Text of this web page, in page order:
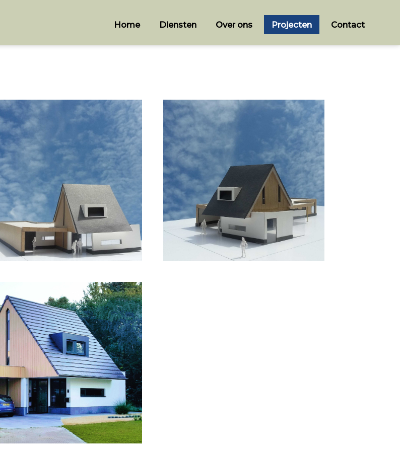
Home Diensten Over ons Projecten Contact